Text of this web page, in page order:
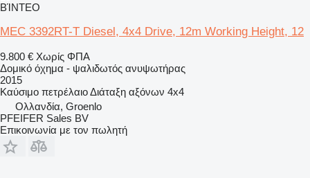
ΒΊΝΤΕΟ
MEC 3392RT-T Diesel, 4x4 Drive, 12m Working Height, 12
9.800 € Χωρίς ΦΠΑ
Δομικό όχημα - ψαλιδωτός ανυψωτήρας
2015
Καύσιμο πετρέλαιοΔιάταξη αξόνων 4x4
Ολλανδία, Groenlo
PFEIFER Sales BV
Επικοινωνία με τον πωλητή